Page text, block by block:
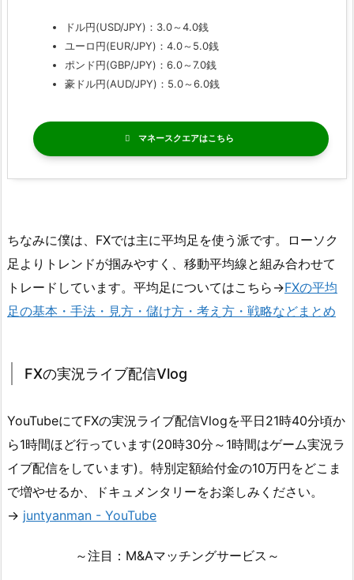
ドル円(USD/JPY)：3.0～4.0銭
ユーロ円(EUR/JPY)：4.0～5.0銭
ポンド円(GBP/JPY)：6.0～7.0銭
豪ドル円(AUD/JPY)：5.0～6.0銭
マネースクエア
ちなみに僕は、FXでは主に平均足を使う派です。ローソク
足よりトレンドが掴みやすく、移動平均線と組み合わせて
トレードしています。平均足についてはこちら→FXの平均
足の基本・手法・見方・儲け方・考え方・戦略などまとめ
FXの実況ライブ配信Vlog
YouTubeにてFXの実況ライブ配信Vlogを平日21時40分頃か
ら1時間ほど行っています(20時30分～1時間はゲーム実況ラ
イブ配信をしています)。特別定額給付金の10万円をどこま
で増やせるか、ドキュメンタリーをお楽しみください。
→ juntyanman - YouTube
～注目：M&Aマッチングサービス～